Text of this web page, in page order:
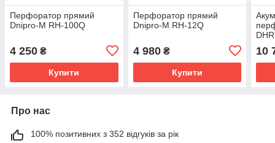
Перфоратор прямий
Dnipro-M RH-100Q
4 250 ₴
Купити
Перфоратор прямий
Dnipro-M RH-12Q
4 980₴
Купити
BP-
10
Про нас
100% позитивних з 352 відгуків за рік